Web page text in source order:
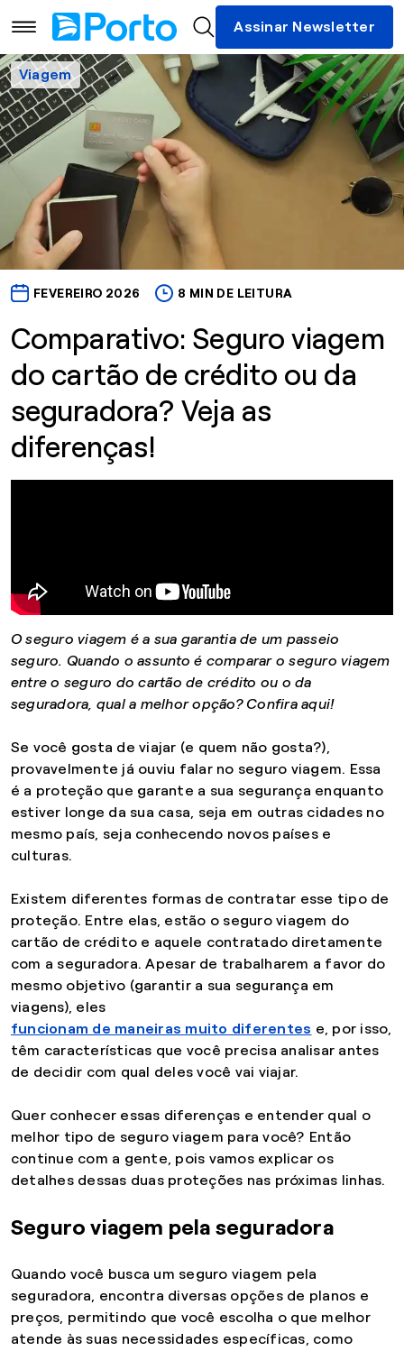
Assinar Newsletter
Viagem
Comparativo: Seguro viagem
do cartão de crédito ou da
seguradora? Veja as
diferenças!
FEVEREIRO 2026 8 MIN DE LEITURA
O seguro viagem é a sua garantia de um passeio
seguro. Quando o assunto é comparar o seguro viagem
entre o seguro do cartão de crédito ou o da
seguradora, qual a melhor opção? Confira aqui!
Se você gosta de viajar (e quem não gosta?),
provavelmente já ouviu falar no seguro viagem. Essa
é a proteção que garante a sua segurança enquanto
estiver longe da sua casa, seja em outras cidades no
mesmo país, seja conhecendo novos países e
culturas.
Existem diferentes formas de contratar esse tipo de
proteção. Entre elas, estão o seguro viagem do
cartão de crédito e aquele contratado diretamente
com a seguradora. Apesar de trabalharem a favor do
mesmo objetivo (garantir a sua segurança em
viagens), eles
funcionam de maneiras muito diferentes e, por isso,
têm características que você precisa analisar antes
de decidir com qual deles você vai viajar.
Quer conhecer essas diferenças e entender qual o
melhor tipo de seguro viagem para você? Então
continue com a gente, pois vamos explicar os
detalhes dessas duas proteções nas próximas linhas.
Seguro viagem pela seguradora
Quando você busca um seguro viagem pela
seguradora, encontra diversas opções de planos e
preços, permitindo que você escolha o que melhor
atende às suas necessidades específicas, como